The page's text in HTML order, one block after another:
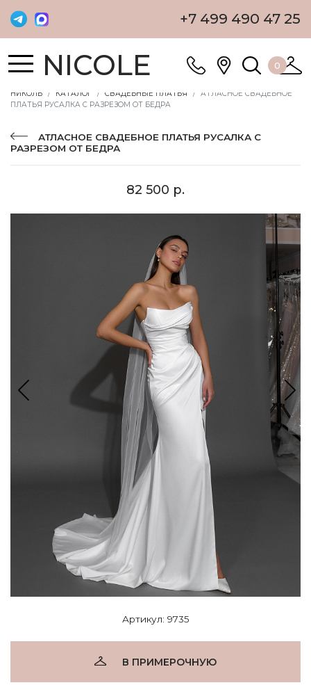
+7 499 490 47 25
NICOLE 0
НИКОЛЬ КАТАЛОГ СВАДЕБНЫЕ ПЛАТЬЯ
АТЛАСНОЕ СВАДЕБНОЕ
ПЛАТЬЯ РУСАЛКА С РАЗРЕЗОМ ОТ БЕДРА
АТЛАСНОЕ СВАДЕБНОЕ ПЛАТЬЯ РУСАЛКА С
РАЗРЕЗОМ ОТ БЕДРА
82 500 р.
Артикул: 9735
В ПРИМЕРОЧНУЮ